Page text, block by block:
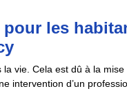
les
vie. Cela est dû à la mise
intervention d’un